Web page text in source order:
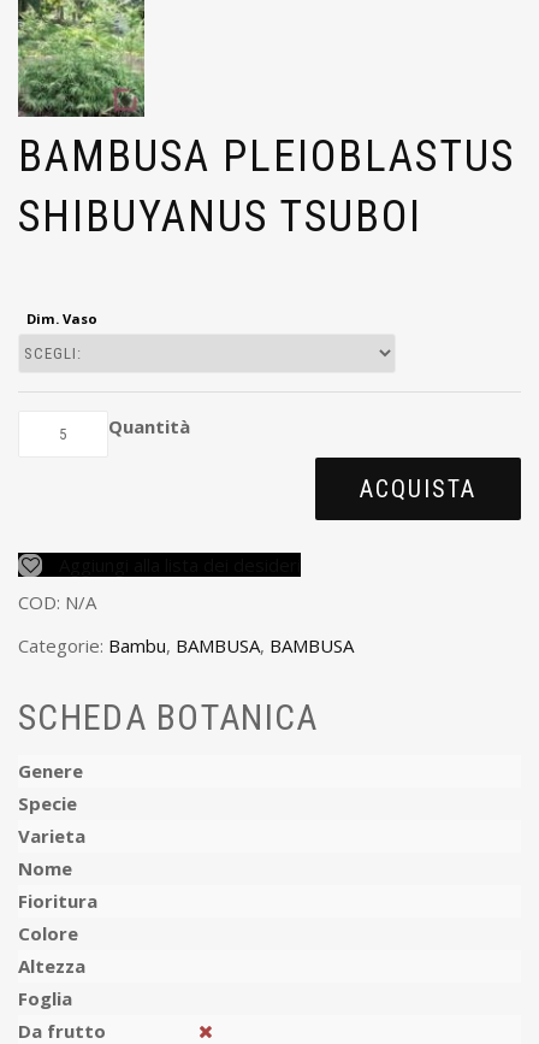
BAMBUSA PLEIOBLASTUS
SHIBUYANUS TSUBOI
Dim. Vaso
Quantità
ACQUISTA
COD: N/A
Categorie: Bambu, BAMBUSA, BAMBUSA
SCHEDA BOTANICA
Genere
Specie
Varieta
Nome
Fioritura
Colore
Altezza
Foglia
Da frutto